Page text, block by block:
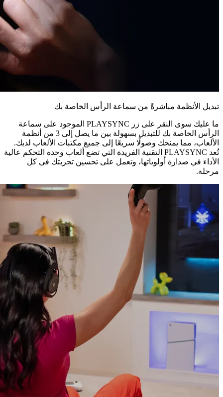
تبديل الأنظمة مباشرةً من سماعة الرأس الخاصة بك
ما عليك سوى النقر على زر PLAYSYNC الموجود على سماعة
الرأس الخاصة بك للتبديل بسهولة بين ما يصل إلى 3 من أنظمة
الألعاب، مما يمنحك وصولًا سريعًا إلى جميع مكتبات الألعاب لديك.
تُعد PLAYSYNC التقنية الفريدة التي تضع ألعاب وحدة التحكم عالية
الأداء في صدارة أولوياتها، وتعمل على تحسين تجربتك في كل
مرحلة.